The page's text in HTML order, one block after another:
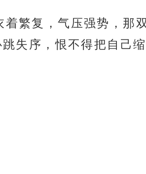
繁复，气压强势，那
失序，恨不得把自己